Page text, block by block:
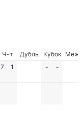
Ч-т Дубль Кубок
Межд.
7 1 - -